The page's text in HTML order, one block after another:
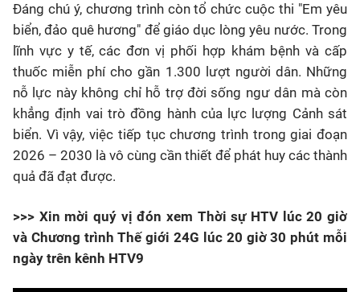
Đáng chú ý, chương trình còn tổ chức cuộc thi "Em yêu
biển, đảo quê hương" để giáo dục lòng yêu nước. Trong
lĩnh vực y tế, các đơn vị phối hợp khám bệnh và cấp
thuốc miễn phí cho gần 1.300 lượt người dân. Những
nỗ lực này không chỉ hỗ trợ đời sống ngư dân mà còn
khẳng định vai trò đồng hành của lực lượng Cảnh sát
biển. Vì vậy, việc tiếp tục chương trình trong giai đoạn
2026 – 2030 là vô cùng cần thiết để phát huy các thành
quả đã đạt được.
>>> Xin mời quý vị đón xem Thời sự HTV lúc 20 giờ
và Chương trình Thế giới 24G lúc 20 giờ 30 phút mỗi
ngày trên kênh HTV9